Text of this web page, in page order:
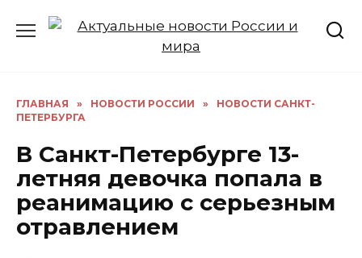
ГЛАВНАЯ » НОВОСТИ РОССИИ »
НОВОСТИ САНКТ-
ПЕТЕРБУРГА
В Санкт-Петербурге 13-
летняя девочка попала в
реанимацию с серьезным
отравлением